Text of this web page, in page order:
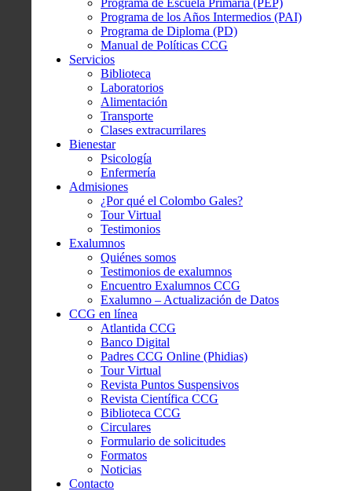
Programa de Escuela Primaria (PEP)
Programa de los Años Intermedios (PAI)
Programa de Diploma (PD)
Manual de Políticas CCG
Servicios
Biblioteca
Laboratorios
Alimentación
Transporte
Clases extracurrilares
Bienestar
Psicología
Enfermería
Admisiones
¿Por qué el Colombo Gales?
Tour Virtual
Testimonios
Exalumnos
Quiénes somos
Testimonios de exalumnos
Encuentro Exalumnos CCG
Exalumno – Actualización de Datos
CCG en línea
Atlantida CCG
Banco Digital
Padres CCG Online (Phidias)
Tour Virtual
Revista Puntos Suspensivos
Revista Científica CCG
Biblioteca CCG
Circulares
Formulario de solicitudes
Formatos
Noticias
Contacto